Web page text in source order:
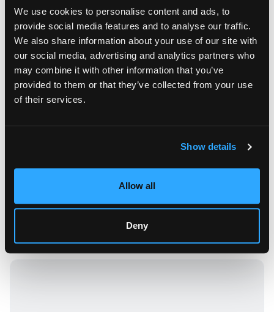
We use cookies to personalise content and ads, to
provide social media features and to analyse our traffic.
We also share information about your use of our site with
our social media, advertising and analytics partners who
may combine it with other information that you’ve
provided to them or that they’ve collected from your use
of their services.
Show details
Allow all
Deny
Paris3ème